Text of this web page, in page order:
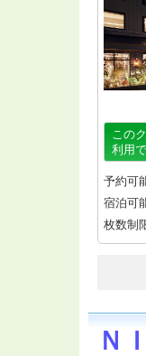
この
利用
予約可
宿泊可
枚数制
Ｎ